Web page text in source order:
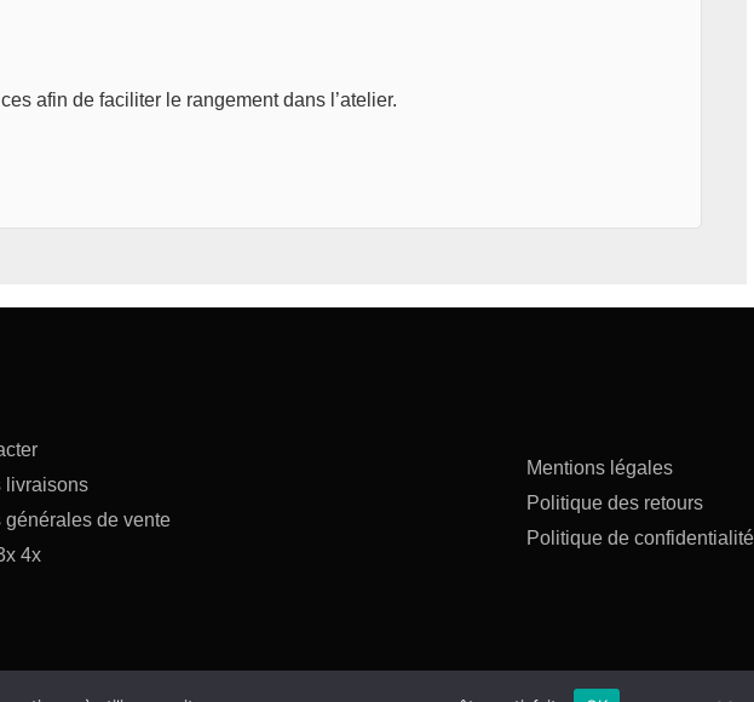
afin de faciliter le rangement dans l’atelier.
livraisons
de vente
4x
Mentions légales
Politique des retours
Politique de confidentialité